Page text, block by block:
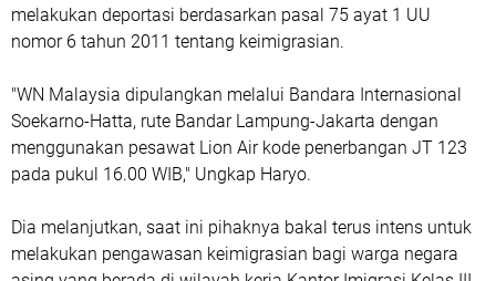
melakukan deportasi berdasarkan pasal 75 ayat 1 UU
nomor 6 tahun 2011 tentang keimigrasian.
"WN Malaysia dipulangkan melalui Bandara Internasional
Soekarno-Hatta, rute Bandar Lampung-Jakarta dengan
menggunakan pesawat Lion Air kode penerbangan JT 123
pada pukul 16.00 WIB," Ungkap Haryo.
Dia melanjutkan, saat ini pihaknya bakal terus intens untuk
melakukan pengawasan keimigrasian bagi warga negara